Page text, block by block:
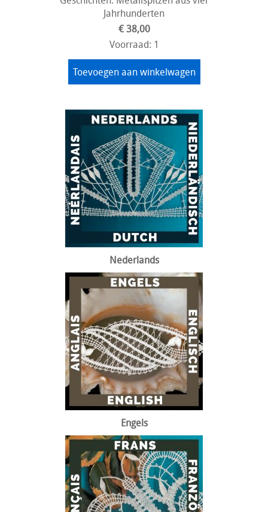
Jahrhunderten
€ 38,00
Voorraad: 1
Toevoegen aan winkelwagen
Nederlands
Engels